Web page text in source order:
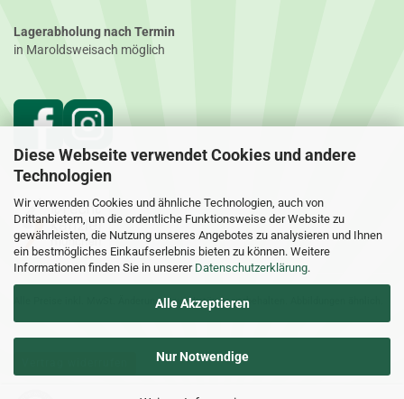
Diese Webseite verwendet Cookies und andere
Technologien
Wir verwenden Cookies und ähnliche Technologien, auch von
Drittanbietern, um die ordentliche Funktionsweise der Website zu
gewährleisten, die Nutzung unseres Angebotes zu analysieren und Ihnen
ein bestmögliches Einkaufserlebnis bieten zu können. Weitere
Informationen finden Sie in unserer Datenschutzerklärung.
Alle Akzeptieren
Nur Notwendige
Lagerabholung nach Termin
in Maroldsweisach möglich
Alle Preise inkl. MwSt. Änderungen und Irrtümer vorbehalten. Abbildungen ähnlich.